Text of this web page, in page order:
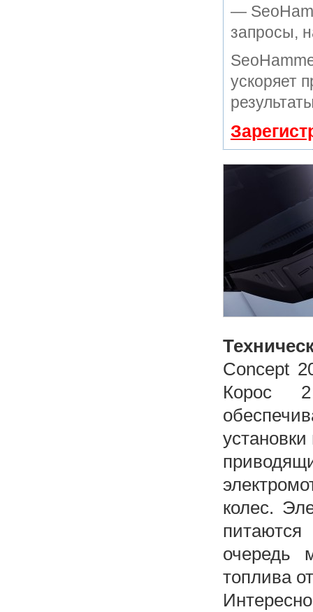
—
запросы,
ускоряет
Concept
Корос 2
колес.
очередь
топлива